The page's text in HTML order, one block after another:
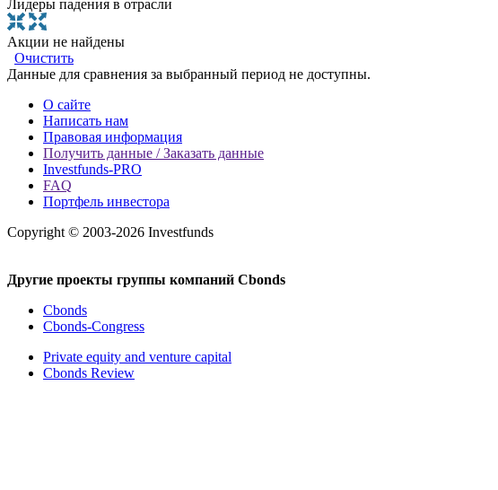
Лидеры падения в отрасли
Акции не найдены
Очистить
Данные для сравнения за выбранный период не доступны.
О сайте
Написать нам
Правовая информация
Получить данные / Заказать данные
Investfunds-PRO
FAQ
Портфель инвестора
Copyright © 2003-2026 Investfunds
Другие проекты группы компаний Cbonds
Cbonds
Cbonds-Congress
Private equity and venture capital
Cbonds Review